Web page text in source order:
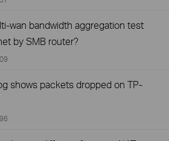
wan bandwidth aggregation test
by SMB router?
shows packets dropped on TP-